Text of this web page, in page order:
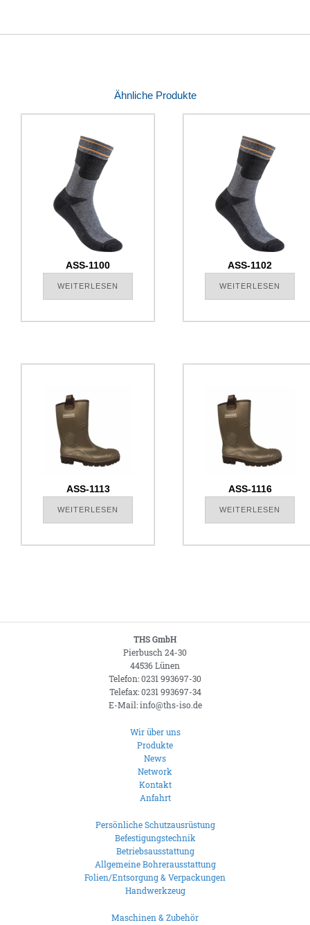
Ähnliche Produkte
ASS-1100
WEITERLESEN
ASS-1102
WEITERLESEN
ASS-1113
WEITERLESEN
ASS-1116
WEITERLESEN
THS GmbH
Pierbusch 24-30
44536 Lünen
Telefon: 0231 993697-30
Telefax: 0231 993697-34
E-Mail: info@ths-iso.de
Wir über uns
Produkte
News
Network
Kontakt
Anfahrt
Persönliche Schutzausrüstung
Befestigungstechnik
Betriebsausstattung
Allgemeine Bohrerausstattung
Folien/Entsorgung & Verpackungen
Handwerkzeug
Maschinen & Zubehör